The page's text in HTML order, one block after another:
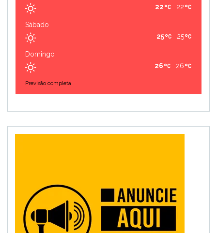
22
22
Sábado
25
25
Domingo
26
26
Previsão completa